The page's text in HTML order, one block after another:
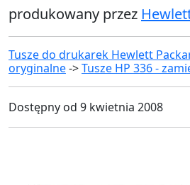
produkowany przez
Tusze do drukarek Hewlett
oryginalne->Tusze HP 336 -
Dostępny od 9 kwietnia 2008